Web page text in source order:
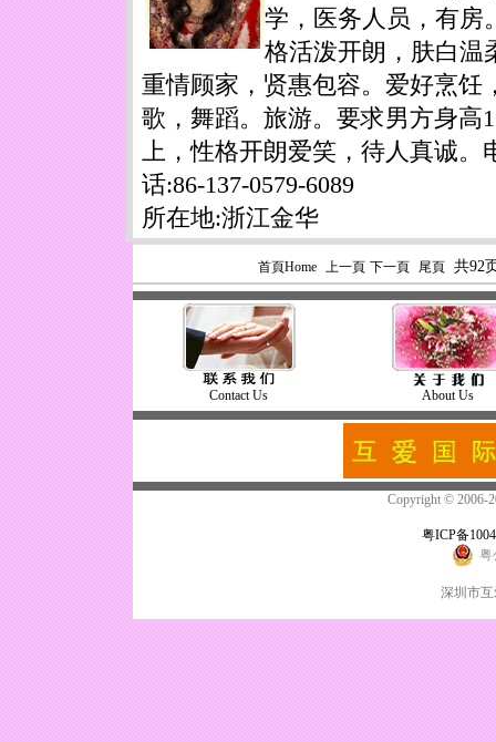
学，医务人员，有房
格活泼开朗，肤白温
重情顾家，贤惠包容。爱好烹饪
歌，舞蹈。旅游。要求男方身高
上，性格开朗爱笑，待人真诚。
话:86-137-0579-6089
所在地:浙江金华
首頁Home 上一頁 下一頁 尾頁 共92
Contact Us About Us
Copyright © 2006-
粤ICP备
粤
深圳市